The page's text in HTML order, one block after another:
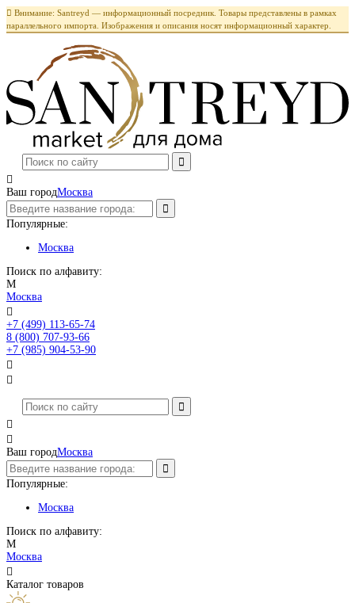
 Внимание: Santreyd — информационный посредник. Товары представлены в рамках
параллельного импорта. Изображения и описания носят информационный характер.

Ваш городМосква
Популярные:
Москва
Поиск по алфавиту:
М
Москва

+7 (499) 113-65-74
8 (800) 707-93-66
+7 (985) 904-53-90




Ваш городМосква
Популярные:
Москва
Поиск по алфавиту:
М
Москва

Каталог товаров